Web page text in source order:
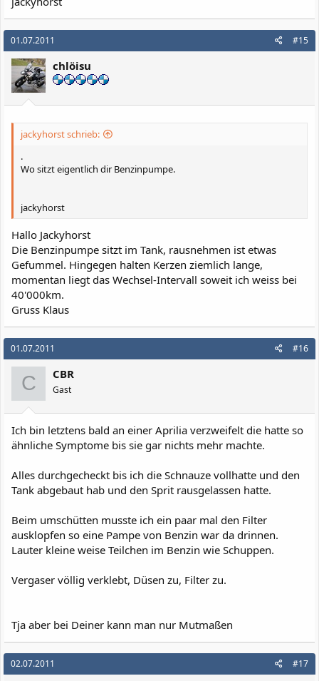
01.07.2011 #15
chlöisu
jackyhorst schrieb:
.
Wo sitzt eigentlich dir Benzinpumpe.
jackyhorst
Hallo Jackyhorst
Die Benzinpumpe sitzt im Tank, rausnehmen ist etwas
Gefummel. Hingegen halten Kerzen ziemlich lange,
momentan liegt das Wechsel-Intervall soweit ich weiss bei
40'000km.
Gruss Klaus
01.07.2011 #16
C CBR
Gast
Ich bin letztens bald an einer Aprilia verzweifelt die hatte so
ähnliche Symptome bis sie gar nichts mehr machte.
Alles durchgecheckt bis ich die Schnauze vollhatte und den
Tank abgebaut hab und den Sprit rausgelassen hatte.
Beim umschütten musste ich ein paar mal den Filter
ausklopfen so eine Pampe von Benzin war da drinnen.
Lauter kleine weise Teilchen im Benzin wie Schuppen.
Vergaser völlig verklebt, Düsen zu, Filter zu.
Tja aber bei Deiner kann man nur Mutmaßen
02.07.2011 #17